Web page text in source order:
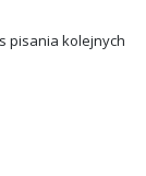
pisania kolejnych